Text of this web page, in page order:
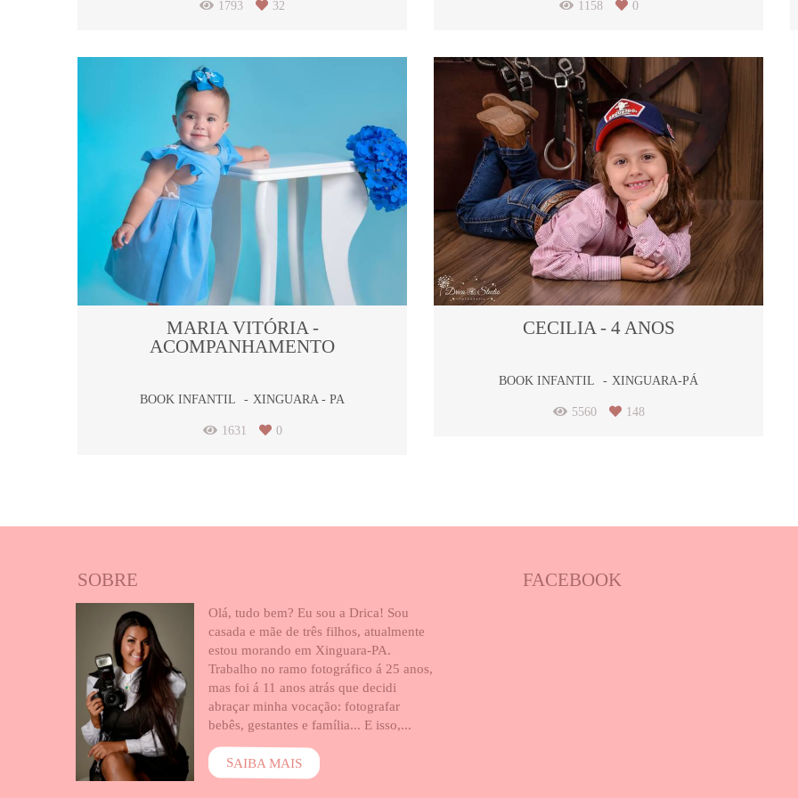
1793 32 1158 0
MARIA VITÓRIA -
ACOMPANHAMENTO
BOOK INFANTIL XINGUARA - PA
1631 0
CECILIA - 4 ANOS
BOOK INFANTIL XINGUARA-PÁ
5560 148
SOBRE
Olá, tudo bem? Eu sou a Drica! Sou
casada e mãe de três filhos, atualmente
estou morando em Xinguara-PA.
Trabalho no ramo fotográfico á 25 anos,
mas foi á 11 anos atrás que decidi
abraçar minha vocação: fotografar
bebês, gestantes e família... E isso,...
SAIBA MAIS
FACEBOOK